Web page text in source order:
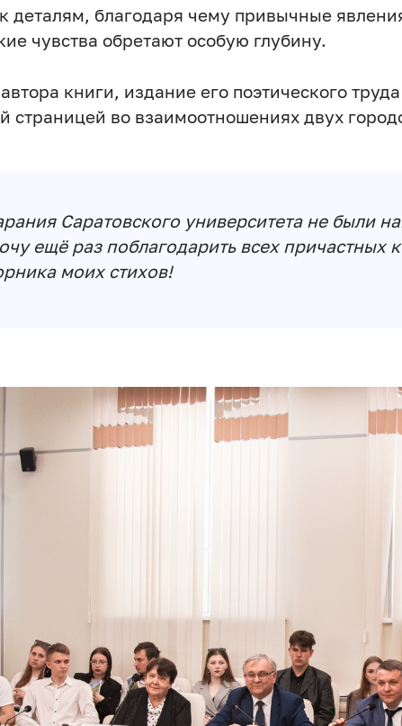
деталям, благодаря чему привычные
чувства обретают особую глубину.
книги, издание его поэтического
страницей во взаимоотношениях двух
Саратовского университета не были
ещё раз поблагодарить всех причастных
моих стихов!